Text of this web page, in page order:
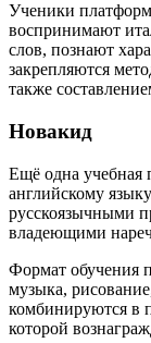
Ученики
воспринимают
слов, познают
закрепляются
также
Новакид
Ещё одна учебная
английскому
русскоязычными
владеющими
Формат обучения
музыка,
комбинируются в
которой